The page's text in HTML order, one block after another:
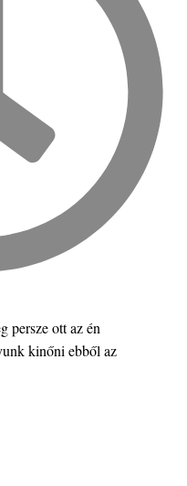
persze ott az én
kinőni ebből az